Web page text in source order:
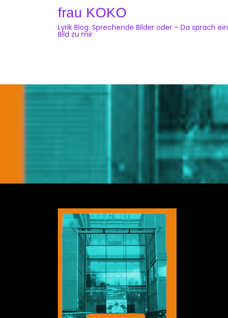
frau KOKO
Lyrik Blog: Sprechende Bilder oder – Da sprach ein
Bild zu mir